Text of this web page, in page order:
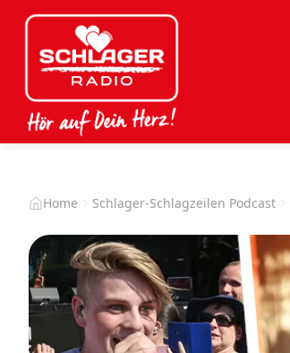
Home Schlager-Schlagzeilen Podcast